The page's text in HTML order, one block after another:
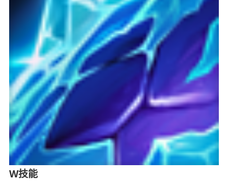
W技能